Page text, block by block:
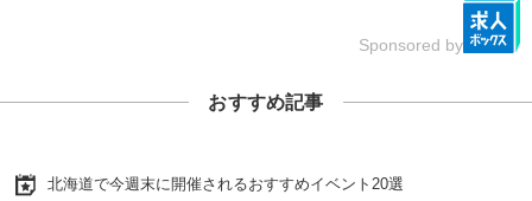
Sponsored by
おすすめ記事
北海道で今週末に開催されるおすすめイベント20選